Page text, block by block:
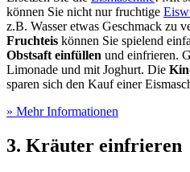
können Sie nicht nur fruchtige
z.B. Wasser etwas Geschmack zu
Fruchteis können Sie spielend
Obstsaft einfüllen und einfrieren.
Limonade und mit Joghurt. Die
sparen sich den Kauf einer
» Mehr Informationen
3. Kräuter einfrieren